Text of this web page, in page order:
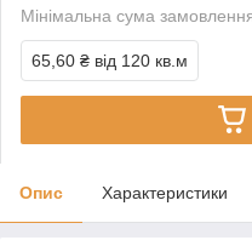
Мінімальна сума
65,60 ₴ від 120 кв.м
Опис Характеристики